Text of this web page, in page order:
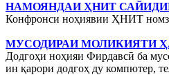
НАМОЯНДАИ ҲНИТ
Конфронси ноҳиявии ҲНИТ
МУСОДИРАИ МОЛИКИЯТИ
Додгоҳи ноҳияи Фирдавсӣ ба
ин қарори додгоҳ ду компютер,